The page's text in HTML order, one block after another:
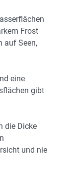
Frost
auf Seen,
eine
gibt
die Dicke
und nie